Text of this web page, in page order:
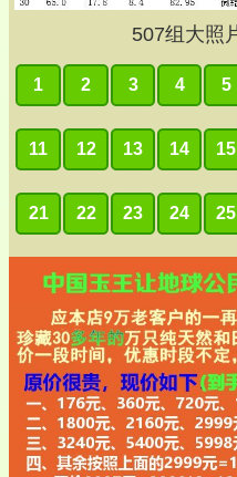
507组大照
1 2 3 4 5
11 12 13 14 15
21 22 23 24 25